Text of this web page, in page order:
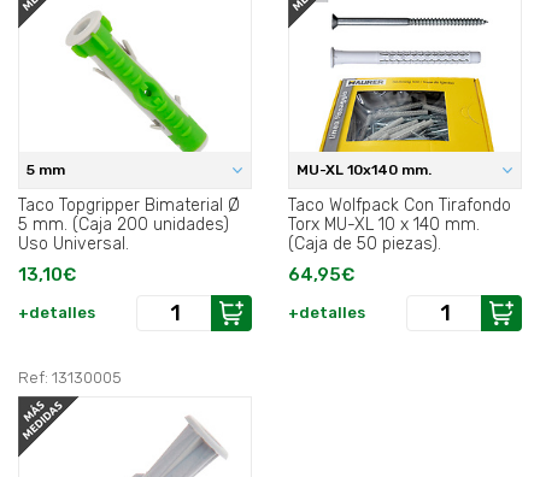
5 mm
Taco Topgripper Bimaterial Ø
5 mm. (Caja 200 unidades)
Uso Universal.
13,10€
+detalles
MU-XL 10x140 mm.
Taco Wolfpack Con Tirafondo
Torx MU-XL 10 x 140 mm.
(Caja de 50 piezas).
64,95€
+detalles
Ref: 13130005